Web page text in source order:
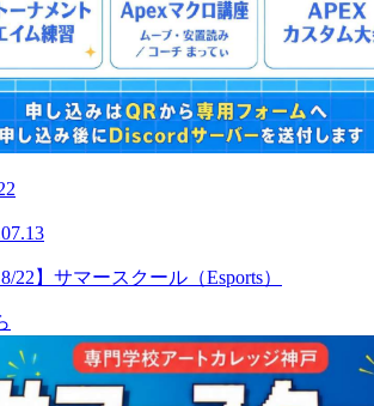
8/22】サマースクール（Esports）